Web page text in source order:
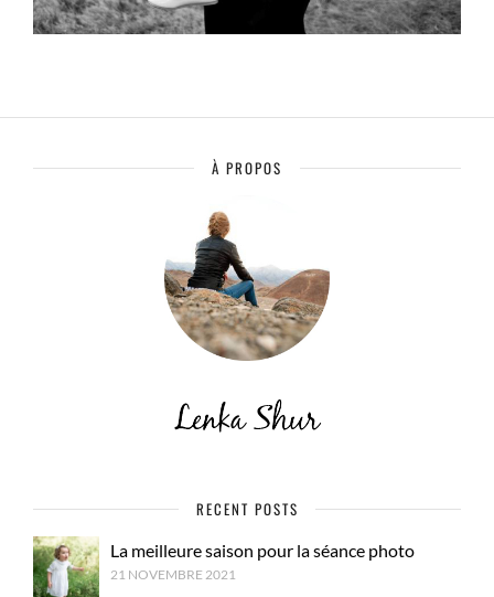
À PROPOS
RECENT POSTS
La meilleure saison pour la séance photo
21 NOVEMBRE 2021